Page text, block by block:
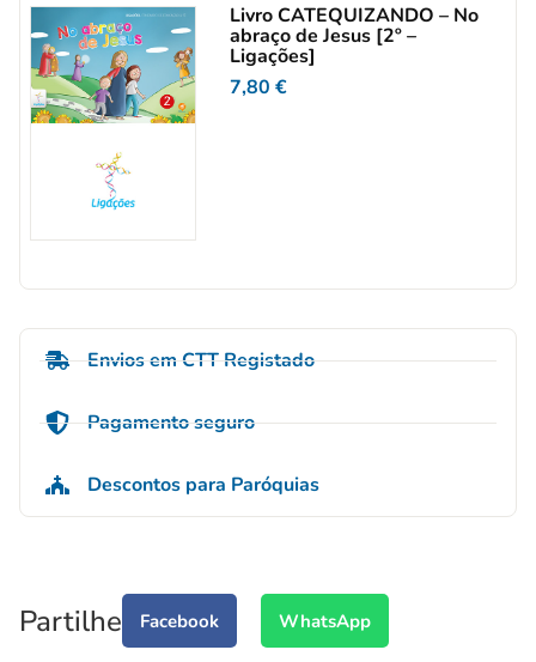
Livro CATEQUIZANDO – No
abraço de Jesus [2º –
Ligações]
7,80€
Envios em CTT Registado
Pagamento seguro
Descontos para Paróquias
Partilhe Facebook WhatsApp